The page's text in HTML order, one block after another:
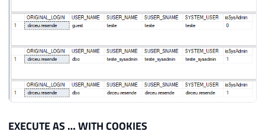
EXECUTE AS … WITH COOKIES